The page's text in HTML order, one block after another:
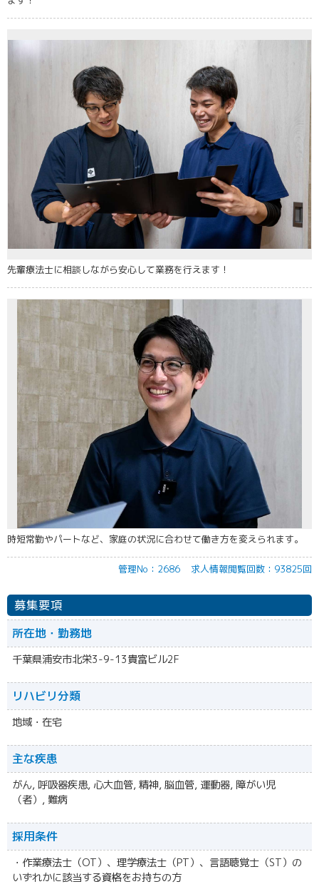
先輩療法士に相談しながら安心して業務を行えます！
時短常勤やパートなど、家庭の状況に合わせて働き方を変えられます。
管理No：2686 求人情報閲覧回数：93825回
募集要項
所在地・勤務地
千葉県浦安市北栄3-9-13貴富ビル2F
リハビリ分類
地域・在宅
主な疾患
がん, 呼吸器疾患, 心大血管, 精神, 脳血管, 運動器, 障がい児
（者）, 難病
採用条件
・作業療法士（OT）、理学療法士（PT）、言語聴覚士（ST）の
いずれかに該当する資格をお持ちの方